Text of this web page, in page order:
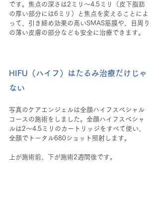
です。焦点の深さは2ミリ～4.5ミリ（皮下脂肪
の厚い部分には6ミリ）と焦点を変えることによ
って、引き締め効果の高いSMAS筋膜や、目周り
の薄い皮膚の部分なども安全に治療できます。
HIFU（ハイフ）はたるみ治療だけじゃ
ない
写真のケアエンジェルは全顔ハイフスペシャル
コースの施術をしました。全顔ハイフスペシャ
ルは2～4.5ミリのカートリッジをすべて使い、
全顔でトータル680ショット照射します。
上が施術前、下が施術2週間後です。